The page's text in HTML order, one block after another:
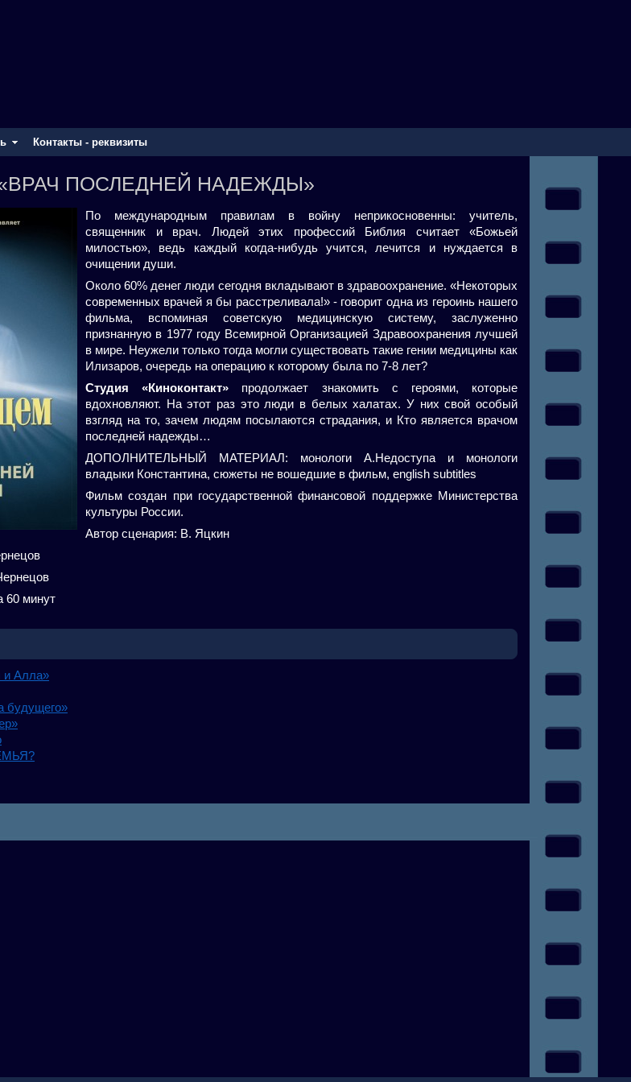
Контакты - реквизиты
«ВРАЧ ПОСЛЕДНЕЙ НАДЕЖДЫ»
По международным правилам в войну неприкосновенны: учитель,
священник и врач. Людей этих профессий Библия считает «Божьей
милостью», ведь каждый когда-нибудь учится, лечится и нуждается в
очищении души.
Около 60% денег люди сегодня вкладывают в здравоохранение. «Некоторых
современных врачей я бы расстреливала!» - говорит одна из героинь нашего
фильма, вспоминая советскую медицинскую систему, заслуженно
признанную в 1977 году Всемирной Организацией Здравоохранения лучшей
в мире. Неужели только тогда могли существовать такие гении медицины как
Илизаров, очередь на операцию к которому была по 7-8 лет?
Студия «Киноконтакт» продолжает знакомить с героями, которые
вдохновляют. На этот раз это люди в белых халатах. У них свой особый
взгляд на то, зачем людям посылаются страдания, и Кто является врачом
последней надежды…
ДОПОЛНИТЕЛЬНЫЙ МАТЕРИАЛ: монологи А.Недоступа и монологи
владыки Константина, сюжеты не вошедшие в фильм, english subtitles
Фильм создан при государственной финансовой поддержке Министерства
культуры России.
Автор сценария: В. Яцкин
60 минут
и Алла»
будущего»